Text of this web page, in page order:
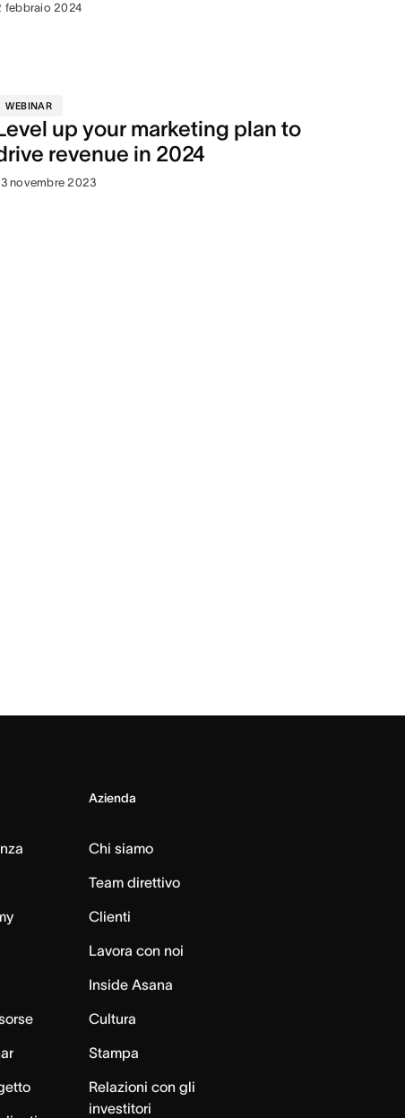
febbraio 2024
WEBINAR
up your marketing plan to
revenue in 2024
novembre 2023
Azienda
Chi siamo
Team direttivo
Clienti
Lavora con noi
Inside Asana
Cultura
Stampa
Relazioni con gli
investitori